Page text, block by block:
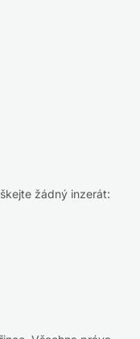
žádný inzerát: